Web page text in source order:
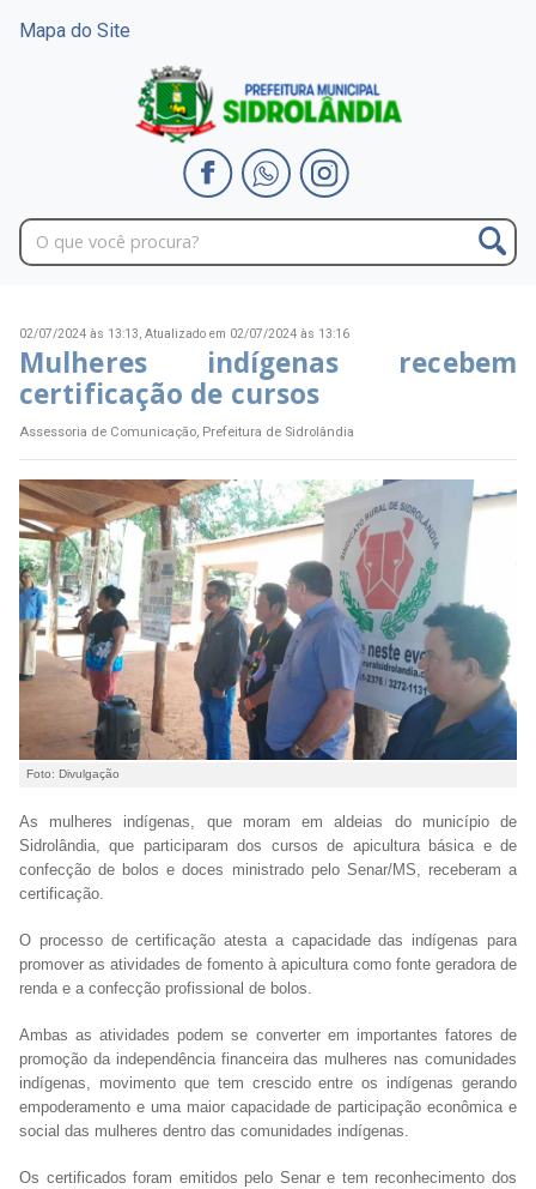
Mapa do Site
02/07/2024 às 13:13, Atualizado em 02/07/2024 às 13:16
Mulheres indígenas recebem
certificação de cursos
Assessoria de Comunicação, Prefeitura de Sidrolândia
Foto: Divulgação
As mulheres indígenas, que moram em aldeias do município de
Sidrolândia, que participaram dos cursos de apicultura básica e de
confecção de bolos e doces ministrado pelo Senar/MS, receberam a
certificação.
O processo de certificação atesta a capacidade das indígenas para
promover as atividades de fomento à apicultura como fonte geradora de
renda e a confecção profissional de bolos.
Ambas as atividades podem se converter em importantes fatores de
promoção da independência financeira das mulheres nas comunidades
indígenas, movimento que tem crescido entre os indígenas gerando
empoderamento e uma maior capacidade de participação econômica e
social das mulheres dentro das comunidades indígenas.
Os certificados foram emitidos pelo Senar e tem reconhecimento dos